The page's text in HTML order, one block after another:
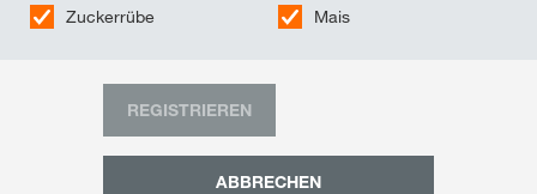
Zuckerrübe Mais
ABBRECHEN
REGISTRIEREN